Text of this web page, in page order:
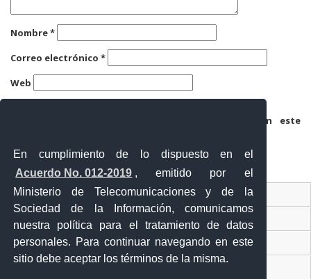
En cumplimiento de lo dispuesto en el
Acuerdo No. 012-2019 , emitido por el
Ministerio de Telecomunicaciones y de la
Sociedad de la Información, comunicamos
nuestra política para el tratamiento de datos
personales. Para continuar navegando en este
sitio debe aceptar los términos de la misma.
Nombre*
Correo electrónico *
Web
Guarda mi nombre, correo electrónico y web en este
Ventanilla Única Virtual
Ventanilla Única de Comercio Exterior
Gobierno Abierto